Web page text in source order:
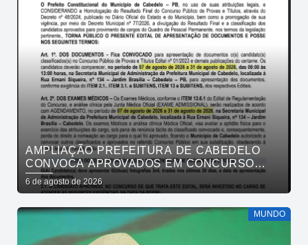
AMPLIAÇÃO PREFEITURA DE CABEDELO
CONVOCA APROVADOS EM CONCURSO
PÚBLICO DA SAÚDE PARA APRESENTAÇÃO
DE DOCUMENTOS
6 de agosto de 2026
MUNDO